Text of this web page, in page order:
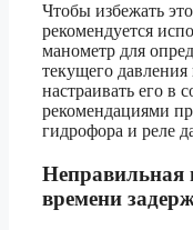
Чтобы избежать
рекомендуется
манометр для
текущего давления
настраивать его в
рекомендациями
гидрофора и реле
Неправильная
времени